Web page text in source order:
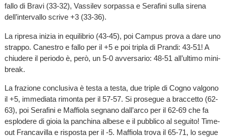
fallo di Bravi (33-32), Vassilev sorpassa e Serafini sulla sirena
dell’intervallo scrive +3 (33-36).
La ripresa inizia in equilibrio (43-45), poi Campus prova a dare uno
strappo. Canestro e fallo per il +5 e poi tripla di Prandi: 43-51! A
chiudere il periodo è, però, un 5-0 avversario: 48-51 all’ultimo mini-
break.
La frazione conclusiva è testa a testa, due triple di Cogno valgono
il +5, immediata rimonta per il 57-57. Si prosegue a braccetto (62-
63), poi Serafini e Maffiola segnano dall’arco per il 62-69 che fa
esplodere di gioia la panchina albese e il pubblico al seguito! Time-
out Francavilla e risposta per il -5. Maffiola trova il 65-71, lo segue